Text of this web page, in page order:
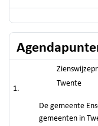
Twente
De gemeente
gemeenten in